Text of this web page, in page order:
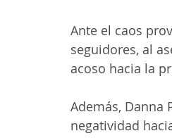
Ante el caos
seguidores, al
acoso hacia la
Además, Danna
negatividad